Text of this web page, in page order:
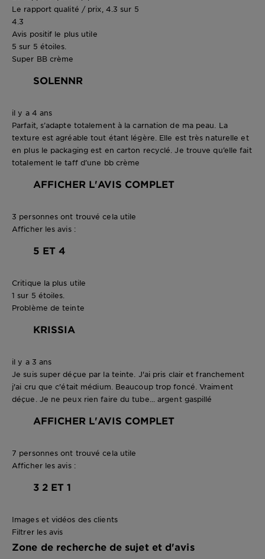
Le rapport qualité / prix, 4.3 sur 5
4.3
Avis positif le plus utile
5 sur 5 étoiles.
Super BB crème
SOLENNR
il y a 4 ans
Parfait, s’adapte totalement à la carnation de ma peau. La
texture est agréable tout étant légère. Elle est très naturelle et
en plus le packaging est en carton recyclé. Je trouve qu’elle fait
totalement le taff d’une bb crème
AFFICHER L'AVIS COMPLET
3 personnes ont trouvé cela utile
Afficher les avis :
5 ET 4
Critique la plus utile
1 sur 5 étoiles.
Problème de teinte
KRISSIA
il y a 3 ans
Je suis super déçue par la teinte. J'ai pris clair et franchement
j'ai cru que c'était médium. Beaucoup trop foncé. Vraiment
déçue. Je ne peux rien faire du tube... argent gaspillé
AFFICHER L'AVIS COMPLET
7 personnes ont trouvé cela utile
Afficher les avis :
3 2 ET 1
Images et vidéos des clients
Filtrer les avis
Zone de recherche de sujet et d'avis